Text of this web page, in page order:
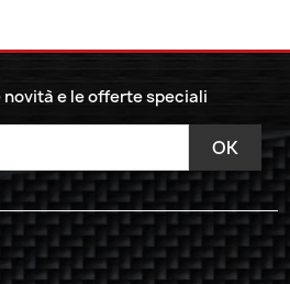
novità e le offerte speciali